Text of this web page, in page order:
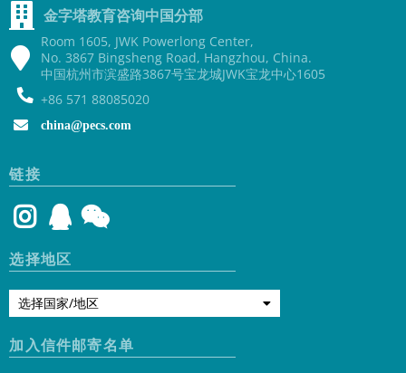
金字塔教育咨询中国分部
Room 1605, JWK Powerlong Center,
No. 3867 Bingsheng Road, Hangzhou, China.
中国杭州市滨盛路3867号宝龙城JWK宝龙中心1605
+86 571 88085020
china@pecs.com
链接
选择地区
选择国家/地区
加入信件邮寄名单